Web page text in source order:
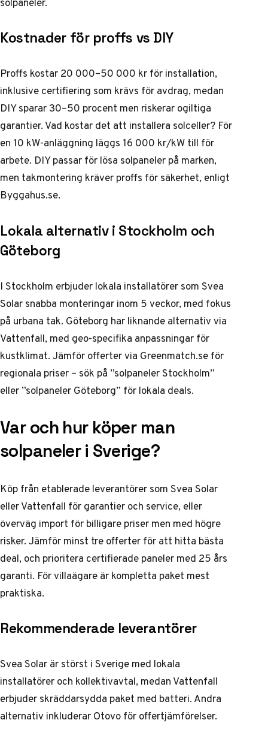
Kostnader för proffs vs DIY
Proffs kostar 20 000–50 000 kr för installation,
inklusive certifiering som krävs för avdrag, medan
DIY sparar 30–50 procent men riskerar ogiltiga
garantier. Vad kostar det att installera solceller? För
en 10 kW-anläggning läggs 16 000 kr/kW till för
arbete. DIY passar för lösa solpaneler på marken,
men takmontering kräver proffs för säkerhet, enligt
Byggahus.se.
Lokala alternativ i Stockholm och
Göteborg
I Stockholm erbjuder lokala installatörer som Svea
Solar snabba monteringar inom 5 veckor, med fokus
på urbana tak. Göteborg har liknande alternativ via
Vattenfall, med geo-specifika anpassningar för
kustklimat. Jämför offerter via Greenmatch.se för
regionala priser – sök på ”solpaneler Stockholm”
eller ”solpaneler Göteborg” för lokala deals.
Var och hur köper man
solpaneler i Sverige?
Köp från etablerade leverantörer som Svea Solar
eller Vattenfall för garantier och service, eller
överväg import för billigare priser men med högre
risker. Jämför minst tre offerter för att hitta bästa
deal, och prioritera certifierade paneler med 25 års
garanti. För villaägare är kompletta paket mest
praktiska.
Rekommenderade leverantörer
Svea Solar är störst i Sverige med lokala
installatörer och kollektivavtal, medan Vattenfall
erbjuder skräddarsydda paket med batteri. Andra
alternativ inkluderar Otovo för offertjämförelser.